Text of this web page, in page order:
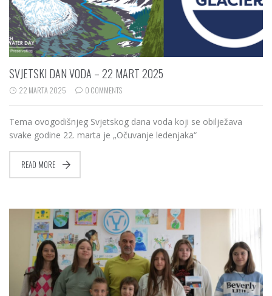
SVJETSKI DAN VODA – 22 MART 2025
22 MARTA 2025 0 COMMENTS
Tema ovogodišnjeg Svjetskog dana voda koji se obilježava
svake godine 22. marta je „Očuvanje ledenjaka“
READ MORE